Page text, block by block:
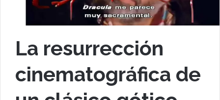
La resurrección
cinematográfica de